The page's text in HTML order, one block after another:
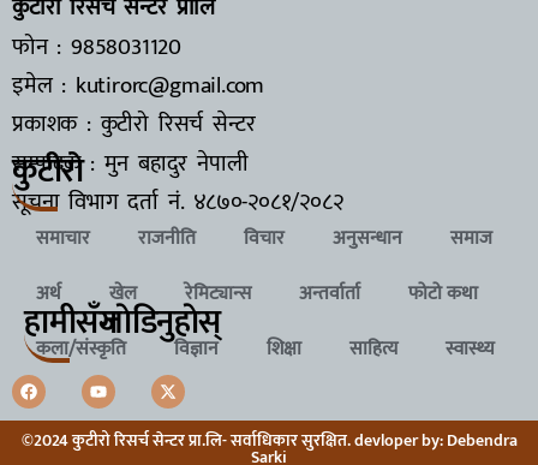
कुटीरो रिसर्च सेन्टर प्रालि
फोन : 9858031120
इमेल : kutirorc@gmail.com
प्रकाशक : कुटीरो रिसर्च सेन्टर
सम्पादक : मुन बहादुर नेपाली
सूचना विभाग दर्ता नं. ४८७०-२०८१/२०८२
कुटीरो
समाचार राजनीति विचार अनुसन्धान
समाज
अर्थ
खेल रेमिट्यान्स अन्तर्वार्ता
फोटो कथा
कला/संस्कृति
विज्ञान शिक्षा साहित्य स्वास्थ्य
हामीसँगजाेडिनुहाेस्
©2024 कुटीरो रिसर्च सेन्टर प्रा.लि- सर्वाधिकार सुरक्षित. devloper by: Debendra
Sarki